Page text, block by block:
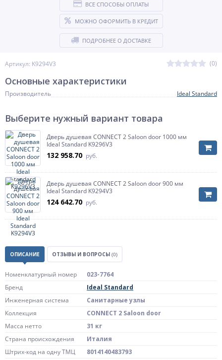
Артикул: K9294V3 (0)
ВСЕ СПОСОБЫ ОПЛАТЫ
МОЖНО ОФОРМИТЬ В КРЕДИТ
ПОДРОБНЕЕ О ДОСТАВКЕ
Основные характеристики
Производитель Ideal Standard
Выберите нужный вариант товара
Дверь душевая CONNECT 2 Saloon door 1000 мм
Ideal Standard K9296V3
132 958.70 руб.
Дверь душевая CONNECT 2 Saloon door 900 мм
Ideal Standard K9294V3
124 642.70 руб.
ОПИСАНИЕ ОТЗЫВЫ И ВОПРОСЫ (0)
Номенклатурный номер
023-7764
Бренд
Ideal Standard
Инженерная система
Санитарные узлы
Коллекция
CONNECT 2 Saloon door
Масса нетто
31 кг
Страна происхождения
Италия
Штрих-код на одну ТМЦ
8014140483793